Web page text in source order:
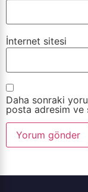
İnternet sitesi
Daha sonraki
posta adresim ve